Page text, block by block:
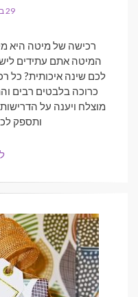
29 בנובמבר 2018
רכישה של מיטה היא
המיטה אתם עתידים
לכם שינה איכותית? כל
כרוכה בלבטים רבים
מוצלח ויענה על
ותספק